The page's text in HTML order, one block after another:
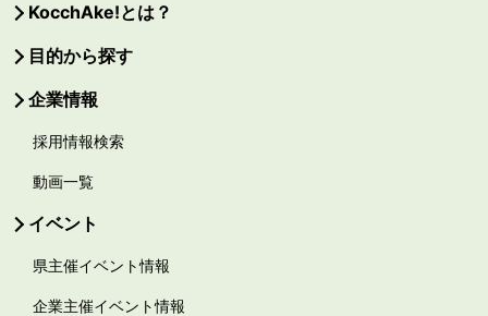
KocchAke!とは？
目的から探す
企業情報
採用情報検索
動画一覧
イベント
県主催イベント情報
企業主催イベント情報